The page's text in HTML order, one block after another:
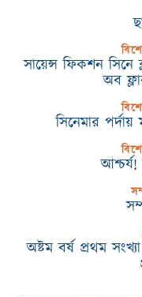
সায়েন্স ফিকশন সিনে
অব
সিনেমার
আশ্চর্য!
অষ্টম বর্ষ প্রথম